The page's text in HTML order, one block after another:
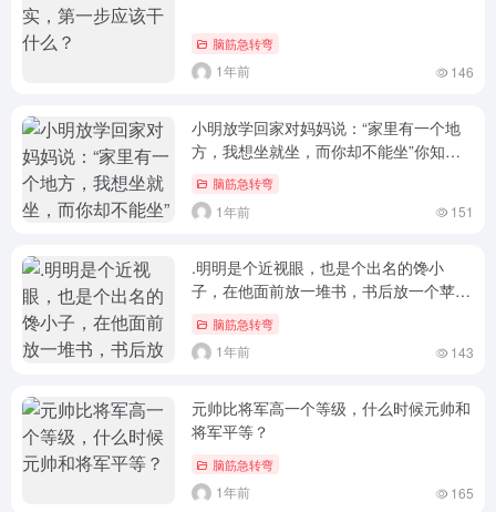
脑筋急转弯
1年前 146
小明放学回家对妈妈说：“家里有一个地
方，我想坐就坐，而你却不能坐”你知道
这是什么地方？
脑筋急转弯
1年前 151
.明明是个近视眼，也是个出名的馋小
子，在他面前放一堆书，书后放一个苹
果，你说他会先看什么?
脑筋急转弯
1年前 143
元帅比将军高一个等级，什么时候元帅和
将军平等？
脑筋急转弯
1年前 165